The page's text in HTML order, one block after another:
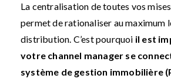
La centralisation de toutes vos
permet de rationaliser au maximum
distribution. C’est pourquoi il est
votre channel manager se
système de gestion immobilière